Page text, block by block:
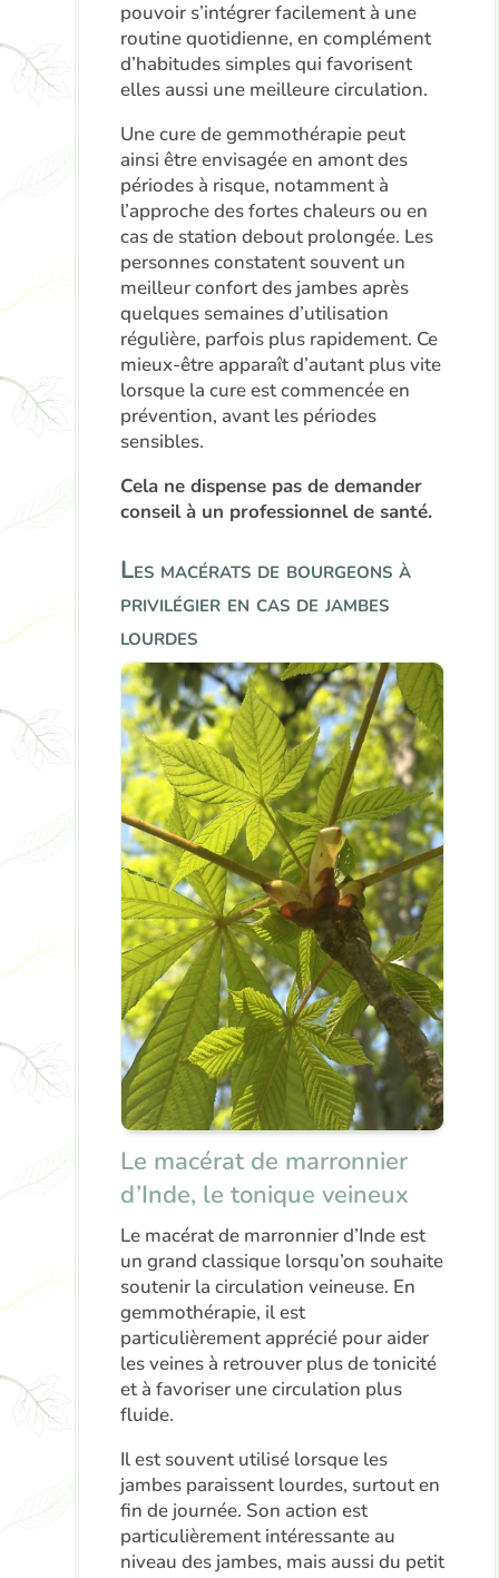
pouvoir s’intégrer facilement à une
routine quotidienne, en complément
d’habitudes simples qui favorisent
elles aussi une meilleure circulation.
Une cure de gemmothérapie peut
ainsi être envisagée en amont des
périodes à risque, notamment à
l’approche des fortes chaleurs ou en
cas de station debout prolongée. Les
personnes constatent souvent un
meilleur confort des jambes après
quelques semaines d’utilisation
régulière, parfois plus rapidement. Ce
mieux-être apparaît d’autant plus vite
lorsque la cure est commencée en
prévention, avant les périodes
sensibles.
Cela ne dispense pas de demander
conseil à un professionnel de santé.
Les macérats de bourgeons à
privilégier en cas de jambes
lourdes
Le macérat de marronnier
d’Inde, le tonique veineux
Le macérat de marronnier d’Inde est
un grand classique lorsqu’on souhaite
soutenir la circulation veineuse. En
gemmothérapie, il est
particulièrement apprécié pour aider
les veines à retrouver plus de tonicité
et à favoriser une circulation plus
fluide.
Il est souvent utilisé lorsque les
jambes paraissent lourdes, surtout en
fin de journée. Son action est
particulièrement intéressante au
niveau des jambes, mais aussi du petit